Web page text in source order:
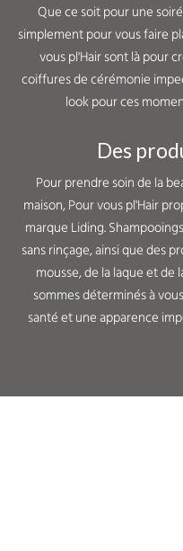
Que ce soit pour une
simplement pour vous faire
vous pl'Hair sont là pour
coiffures de cérémonie
look pour ces
Des
Pour prendre soin de la
maison, Pour vous pl'Hair
marque Liding.
sans rinçage, ainsi que des
mousse, de la laque et de
sommes déterminés à
santé et une apparence